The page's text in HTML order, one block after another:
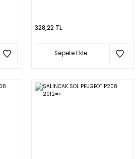
328,22 TL
Sepete Ekle